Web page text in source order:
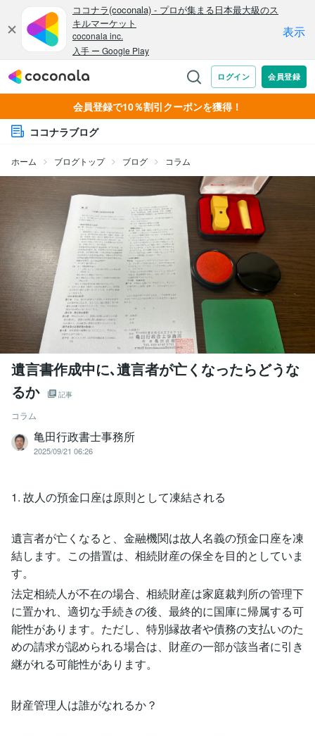
会員登録で10％割引クーポンを獲得！
ココナラブログ
ホーム ブログトップ ブログ コラム
遺言書作成中に､遺言者が亡くなったらどうな
るか
記事
コラム
亀田行政書士事務所
2025/09/21 06:26
1. 故人の預金口座は原則として凍結される
遺言者が亡くなると、金融機関は故人名義の預金口座を凍
結します。この措置は、相続財産の保全を目的としていま
す。
法定相続人が不在の場合、相続財産は家庭裁判所の管理下
に置かれ、適切な手続きの後、最終的に国庫に帰属する可
能性があります。ただし、特別縁故者や債務の支払いのた
めの請求が認められる場合は、財産の一部が該当者に引き
継がれる可能性があります。
財産管理人は誰がなれるか？